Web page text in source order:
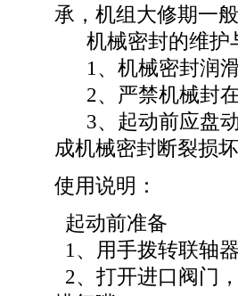
承，机组大修期一般
机械密封的维护
1、机械密封润滑
2、严禁机械封在
3、起动前应盘动
成机械密封断裂损坏
使用说明：
起动前准备
1、用手拨转联轴
2、打开进口阀门